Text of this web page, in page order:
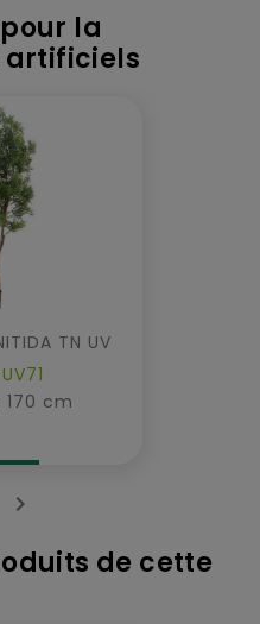
la
artificiels
TN UV
170 cm

de cette